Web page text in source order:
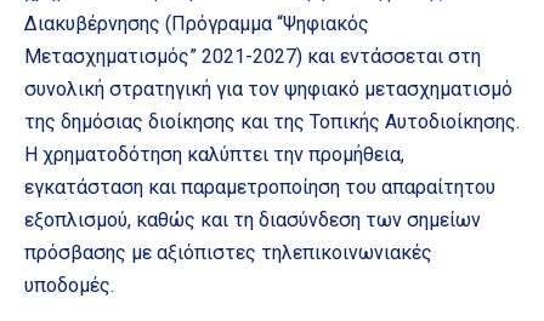
Διακυβέρνησης (Πρόγραμμα “Ψηφιακός
Μετασχηματισμός” 2021-2027) και εντάσσεται στη
συνολική στρατηγική για τον ψηφιακό μετασχηματισμό
της δημόσιας διοίκησης και της Τοπικής Αυτοδιοίκησης.
Η χρηματοδότηση καλύπτει την προμήθεια,
εγκατάσταση και παραμετροποίηση του απαραίτητου
εξοπλισμού, καθώς και τη διασύνδεση των σημείων
πρόσβασης με αξιόπιστες τηλεπικοινωνιακές
υποδομές.